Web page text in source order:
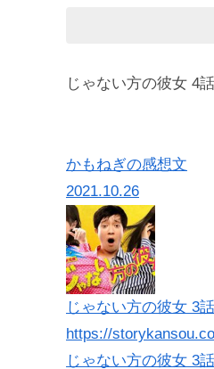
じゃない方の彼女 4
かもねぎの感想文
2021.10.26
じゃない方の彼女 3
https://
じゃない方の彼女 3